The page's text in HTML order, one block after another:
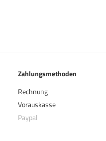
Zahlungsmethoden
Rechnung
Vorauskasse
Paypal